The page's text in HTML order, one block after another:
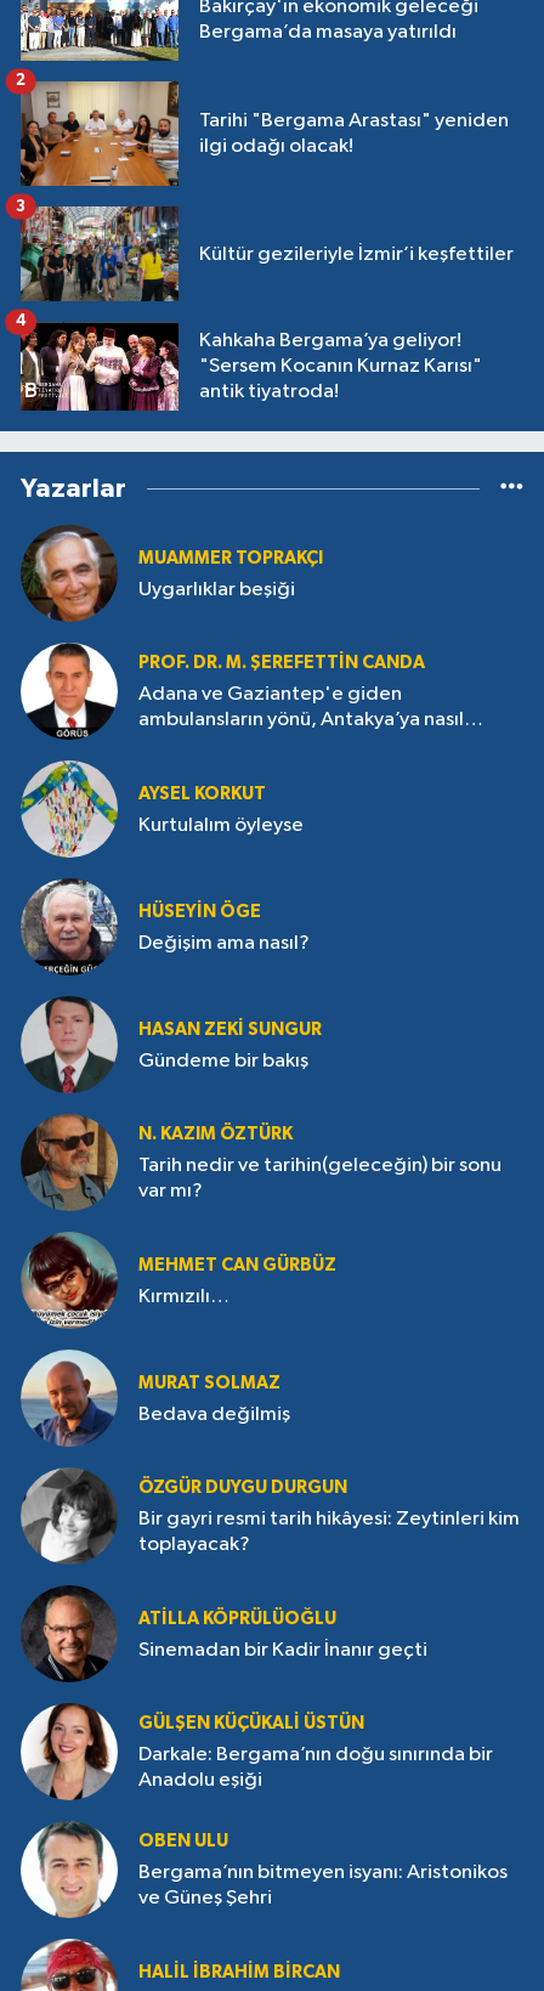
Bakırçay'ın ekonomik geleceği
Bergama’da masaya yatırıldı
Tarihi "Bergama Arastası" yeniden
ilgi odağı olacak!
2
Kültür gezileriyle İzmir’i keşfettiler
3
Kahkaha Bergama’ya geliyor!
"Sersem Kocanın Kurnaz Karısı"
antik tiyatroda!
4
Yazarlar
MUAMMER TOPRAKÇI
Uygarlıklar beşiği
PROF. DR. M. ŞEREFETTIN CANDA
Adana ve Gaziantep'e giden
ambulansların yönü, Antakya’ya nasıl
AYSEL KORKUT
Kurtulalım öyleyse
HÜSEYIN ÖGE
Değişim ama nasıl?
HASAN ZEKI SUNGUR
Gündeme bir bakış
N. KAZIM ÖZTÜRK
Tarih nedir ve tarihin(geleceğin) bir sonu
var mı?
MEHMET CAN GÜRBÜZ
Kırmızılı…
MURAT SOLMAZ
Bedava değilmiş
ÖZGÜR DUYGU DURGUN
Bir gayri resmi tarih hikâyesi: Zeytinleri kim
toplayacak?
ATILLA KÖPRÜLÜOĞLU
Sinemadan bir Kadir İnanır geçti
GÜLŞEN KÜÇÜKALI ÜSTÜN
Darkale: Bergama’nın doğu sınırında bir
Anadolu eşiği
OBEN ULU
Bergama’nın bitmeyen isyanı: Aristonikos
ve Güneş Şehri
HALIL İBRAHIM BIRCAN